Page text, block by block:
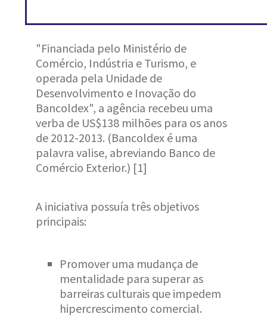
"Financiada pelo Ministério de
Comércio, Indústria e Turismo, e
operada pela Unidade de
Desenvolvimento e Inovação do
Bancoldex", a agência recebeu uma
verba de US$138 milhões para os anos
de 2012-2013. (Bancoldex é uma
palavra valise, abreviando Banco de
Comércio Exterior.) [1]
A iniciativa possuía três objetivos
principais:
Promover uma mudança de
mentalidade para superar as
barreiras culturais que impedem
hipercrescimento comercial.